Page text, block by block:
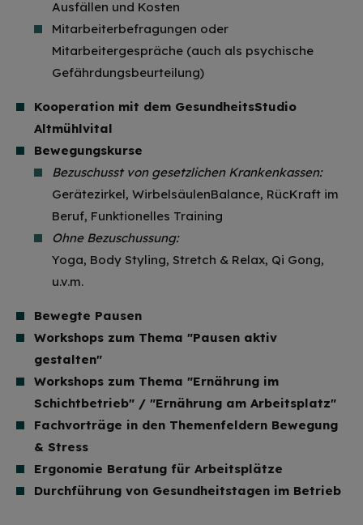
Ausfällen und Kosten
Mitarbeiterbefragungen oder
Mitarbeitergespräche (auch als psychische
Gefährdungsbeurteilung)
Kooperation mit dem GesundheitsStudio
Altmühlvital
Bewegungskurse
Bezuschusst von gesetzlichen Krankenkassen:
Gerätezirkel, WirbelsäulenBalance, RücKraft im
Beruf, Funktionelles Training
Ohne Bezuschussung:
Yoga, Body Styling, Stretch & Relax, Qi Gong,
u.v.m.
Bewegte Pausen
Workshops zum Thema "Pausen aktiv
gestalten"
Workshops zum Thema "Ernährung im
Schichtbetrieb" / "Ernährung am Arbeitsplatz"
Fachvorträge in den Themenfeldern Bewegung
& Stress
Ergonomie Beratung für Arbeitsplätze
Durchführung von Gesundheitstagen im Betrieb